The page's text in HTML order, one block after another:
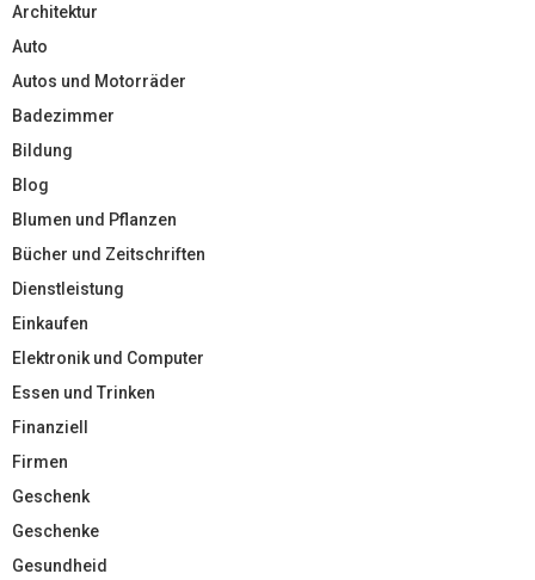
Architektur
Auto
Autos und Motorräder
Badezimmer
Bildung
Blog
Blumen und Pflanzen
Bücher und Zeitschriften
Dienstleistung
Einkaufen
Elektronik und Computer
Essen und Trinken
Finanziell
Firmen
Geschenk
Geschenke
Gesundheid